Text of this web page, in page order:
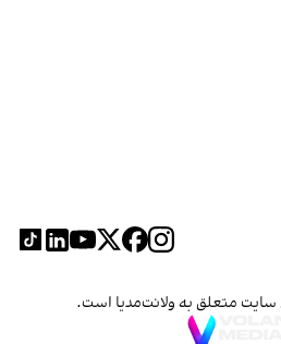
سایت متعلق به ولانت‌مدیا است.